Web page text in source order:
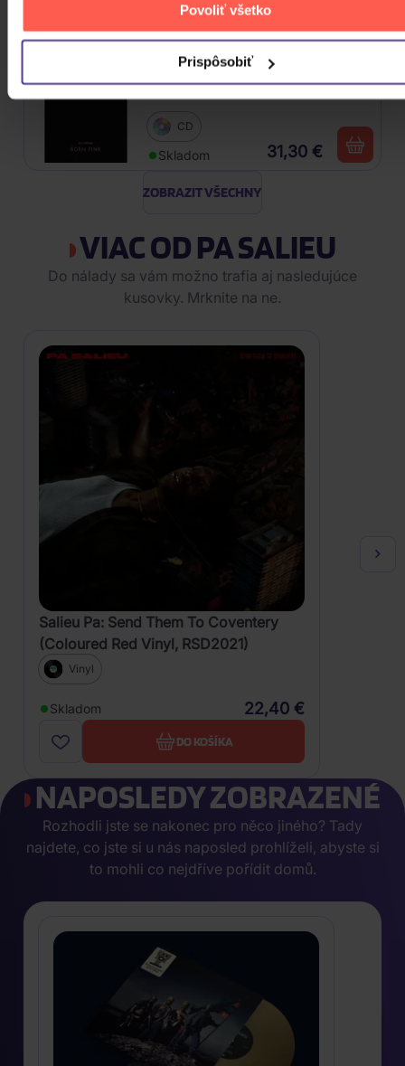
Povoliť všetko
Prispôsobiť
Skladom 28,30 €
Blackpink: Born Pink (BOX, Pink
Version)
CD
Skladom 31,30 €
ZOBRAZIT VŠECHNY
VIAC OD PA SALIEU
Do nálady sa vám možno trafia aj nasledujúce
kusovky. Mrknite na ne.
Salieu Pa: Send Them To Coventery
(Coloured Red Vinyl, RSD2021)
Vinyl
Skladom 22,40 €
DO KOŠÍKA
NAPOSLEDY ZOBRAZENÉ
Rozhodli jste se nakonec pro něco jiného? Tady
najdete, co jste si u nás naposled prohlíželi, abyste si
to mohli co nejdříve pořídit domů.